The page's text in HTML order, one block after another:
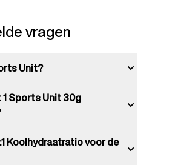
vragen
Unit?
Sports Unit 30g
Koolhydraatratio voor de